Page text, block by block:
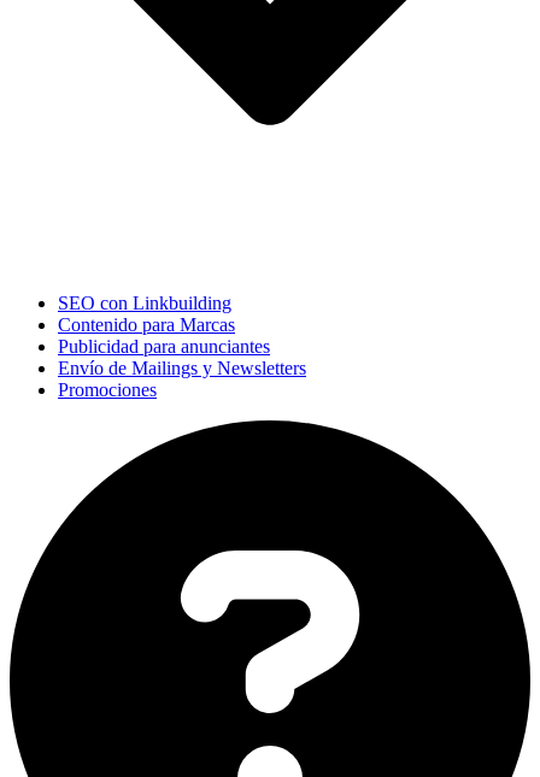
SEO con Linkbuilding
Contenido para Marcas
Publicidad para anunciantes
Envío de Mailings y Newsletters
Promociones